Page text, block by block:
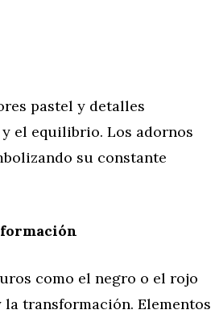
pastel y detalles
el equilibrio. Los adornos
su constante
como el negro o el rojo
transformación. Elementos